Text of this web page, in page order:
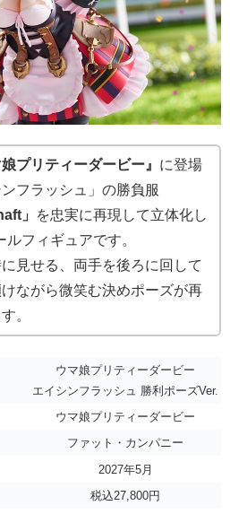
娘プリティーダービー』 に登場
フラッシュ」の勝負服
」 を忠実に再現して立体化し
ルフィギュアです。
見せる、両手を後ろに回して
ながら微笑む決めポーズが再
。
ウマ娘プリティーダービー
エイシンフラッシュ 勝利ポーズVer.
ウマ娘プリティーダービー
ファット・カンパニー
2027年5月
税込27,800円